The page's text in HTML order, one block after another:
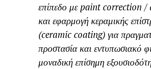
επίπεδο με paint correction
και εφαρμογή κεραμικής
(ceramic coating) για
προστασία και εντυπωσιακό
μοναδική επίσημη